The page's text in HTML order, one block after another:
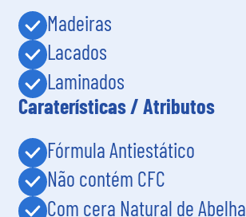
Madeiras
Lacados
Laminados
Caraterísticas / Atributos
Fórmula Antiestático
Não contém CFC
Com cera Natural de Abelha